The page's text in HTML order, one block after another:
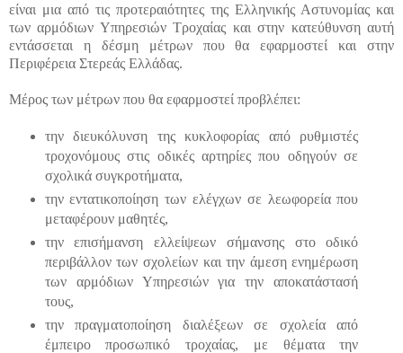
είναι μια από τις προτεραιότητες της Ελληνικής Αστυνομίας και
των αρμόδιων Υπηρεσιών Τροχαίας και στην κατεύθυνση αυτή
εντάσσεται η δέσμη μέτρων που θα εφαρμοστεί και στην
Περιφέρεια Στερεάς Ελλάδας.
Μέρος των μέτρων που θα εφαρμοστεί προβλέπει:
την διευκόλυνση της κυκλοφορίας από ρυθμιστές
τροχονόμους στις οδικές αρτηρίες που οδηγούν σε
σχολικά συγκροτήματα,
την εντατικοποίηση των ελέγχων σε λεωφορεία που
μεταφέρουν μαθητές,
την επισήμανση ελλείψεων σήμανσης στο οδικό
περιβάλλον των σχολείων και την άμεση ενημέρωση
των αρμόδιων Υπηρεσιών για την αποκατάστασή
τους,
την πραγματοποίηση διαλέξεων σε σχολεία από
έμπειρο προσωπικό τροχαίας, με θέματα την